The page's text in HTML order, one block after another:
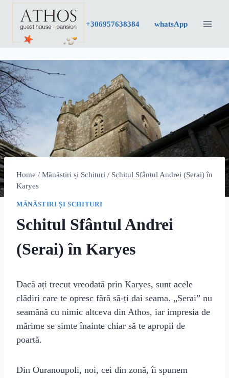
Skip
content
+306957638384 whatsApp
Home / Mănăstiri și Schituri / Schitul Sfântul Andrei (Serai) în
Karyes
MĂNĂSTIRI ȘI SCHITURI
Schitul Sfântul Andrei
(Serai) în Karyes
Dacă ați trecut vreodată prin Karyes, sunt acele
clădiri care te opresc fără să-ți dai seama. „Serai” nu
seamănă cu nimic altceva din Athos, iar impresia de
mărime se simte înainte chiar să te apropii de
poartă.
Din Ouranoupoli, noi, cei din zonă, îi spunem